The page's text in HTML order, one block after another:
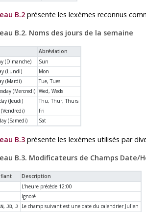
B.2présente les lexèmes reconnus
B.2. Noms des jours de la semaine
Abréviation
(Dimanche)
Sun
(Lundi)
Mon
(Mardi)
Tue, Tues
(Mercredi) Wed, Weds
(Jeudi)
Thu, Thur, Thurs
(Vendredi)
Fri
(Samedi)
Sat
B.3présente les lexèmes utilisés par
B.3. Modificateurs de Champs Date/
Description
L'heure précède 12:00
Ignoré
,JD,J Le champ suivant est une date du calendrier Julien